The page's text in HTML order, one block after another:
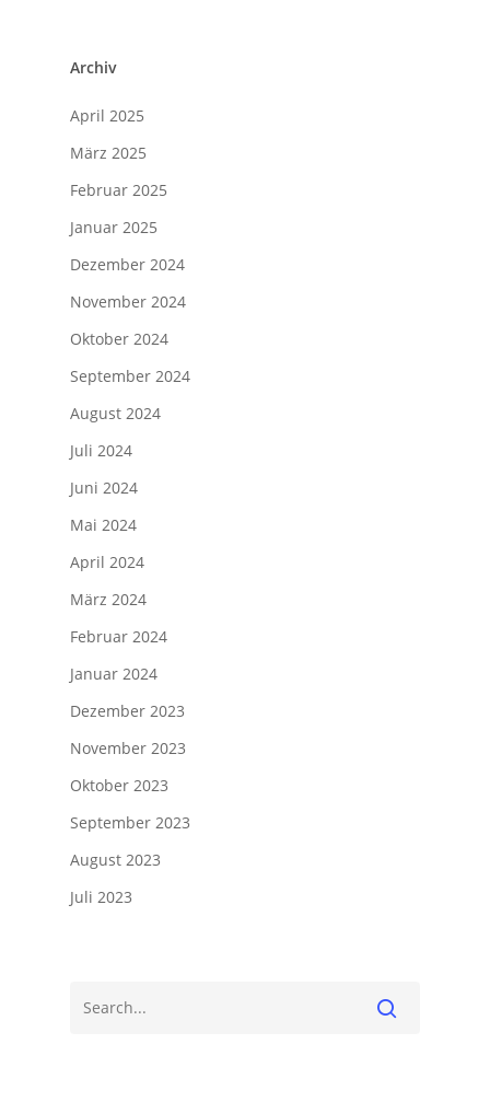
Archiv
April 2025
März 2025
Februar 2025
Januar 2025
Dezember 2024
November 2024
Oktober 2024
September 2024
August 2024
Juli 2024
Juni 2024
Mai 2024
April 2024
März 2024
Februar 2024
Januar 2024
Dezember 2023
November 2023
Oktober 2023
September 2023
August 2023
Juli 2023